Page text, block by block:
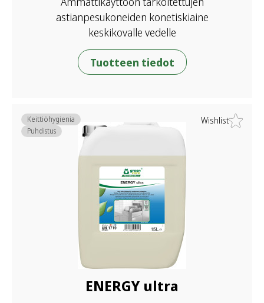
astianpesukoneiden konetiskiaine
keskikovalle vedelle
Tuotteen tiedot
Wishlist
ENERGY ultra
Keittiöhygienia
Puhdistus